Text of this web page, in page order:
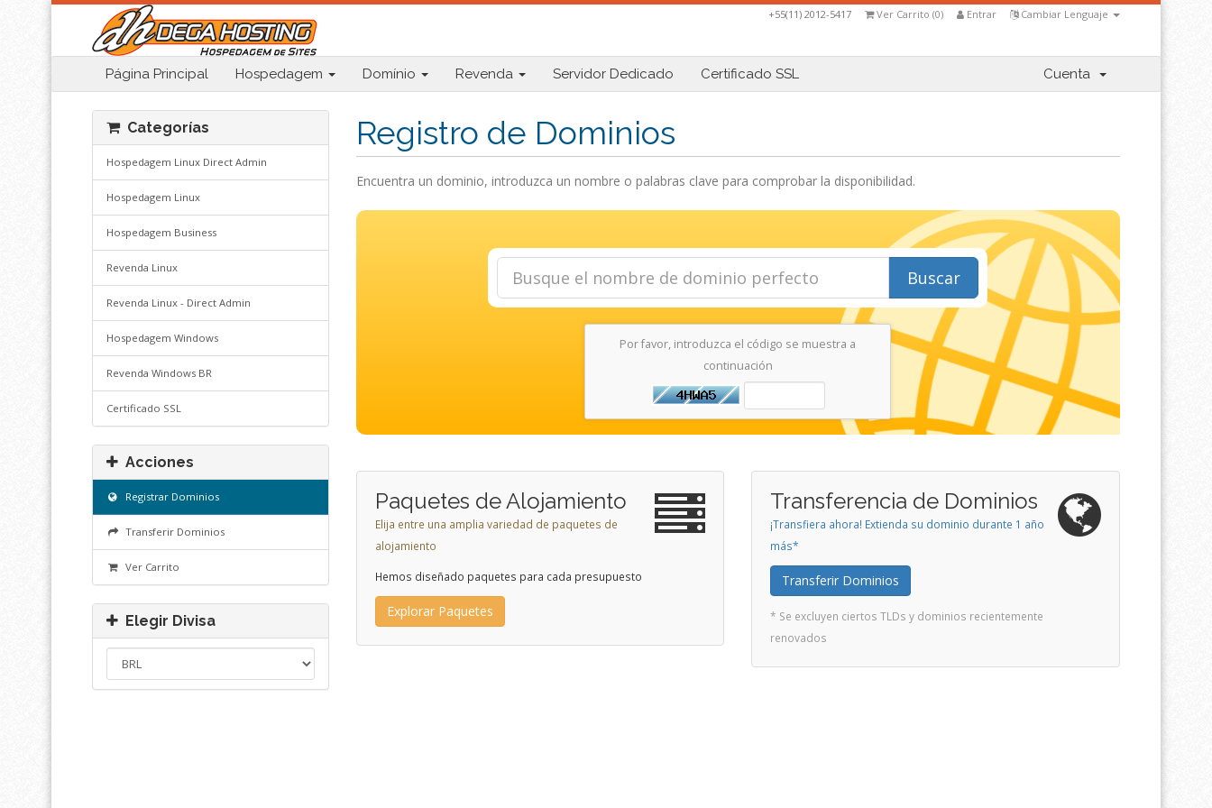
Cambiar Lenguaje
Entrar
Ver Carrito (0)
+55(11) 2012-5417
Página Principal Hospedagem Domínio Revenda Servidor Dedicado Certificado SSL Cuenta
Registro de Dominios
Categorías
Hospedagem Linux Direct Admin
Hospedagem Linux
Hospedagem Business
Revenda Linux
Revenda Linux - Direct Admin
Hospedagem Windows
Revenda Windows BR
Certificado SSL
Acciones
Registrar Dominios
Transferir Dominios
Ver Carrito
Elegir Divisa
Encuentra un dominio, introduzca un nombre o palabras clave para comprobar la disponibilidad.
Buscar
Por favor, introduzca el código se muestra a
continuación
Paquetes de Alojamiento
Elija entre una amplia variedad de paquetes de
alojamiento
Hemos diseñado paquetes para cada presupuesto
Explorar Paquetes
Transferencia de Dominios
¡Transfiera ahora! Extienda su dominio durante 1 año
más*
Transferir Dominios
* Se excluyen ciertos TLDs y dominios recientemente
renovados